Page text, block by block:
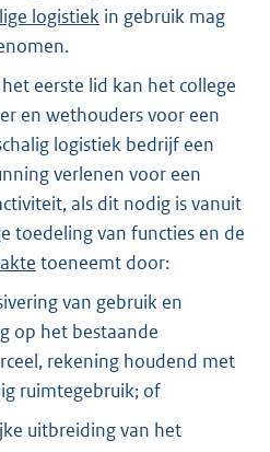
logistiek in gebruik mag
eerste lid kan het college
en wethouders voor een
logistiek bedrijf een
verlenen voor een
als dit nodig is vanuit
toedeling van functies en de
toeneemt door:
van gebruik en
op het bestaande
rekening houdend met
ruimtegebruik; of
uitbreiding van het